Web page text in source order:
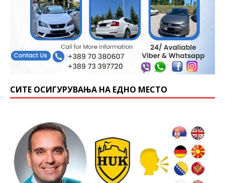
СИТЕ ОСИГУРУВАЊА НА ЕДНО МЕСТО